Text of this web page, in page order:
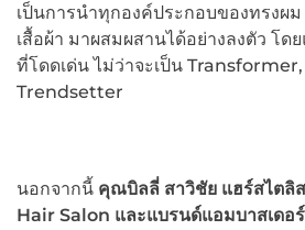
เป็นการนำทุกองค์ประกอบของทรงผม
เสื้อผ้า มาผสมผสานได้อย่างลงตัว โด
ที่โดดเด่น ไม่ว่าจะเป็น
Trendsetter
นอกจากนี้ คุณบิลลี่ สาวิชัย แฮร์สไตลิ
Hair Salon และแบรนด์แอมบาสเดอ